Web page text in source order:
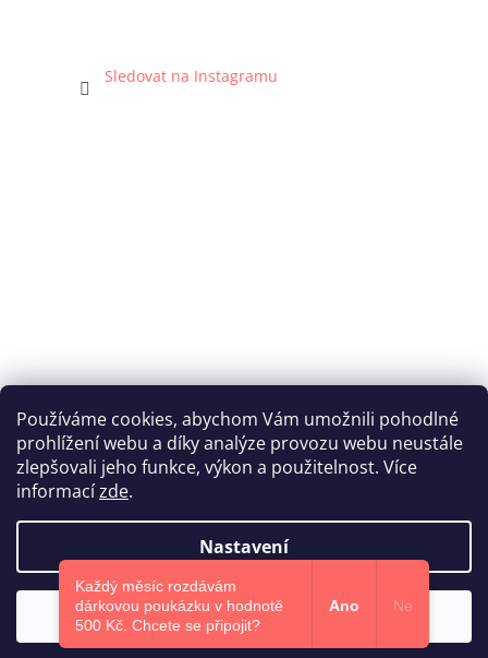
Používáme cookies, abychom Vám umožnili pohodlné
prohlížení webu a díky analýze provozu webu neustále
zlepšovali jeho funkce, výkon a použitelnost. Více
informacízde.
Nastavení
Souhlasím
Sledovat na Instagramu
Katka Hromasová Foto
Vytvořil Shoptet
Copyright 2026Euphoris.cz. Všechna práva vyhrazena.
Každý měsíc rozdávám
dárkovou poukázku v hodnotě
500 Kč.​ Chcete se připojit?
Ano Ne